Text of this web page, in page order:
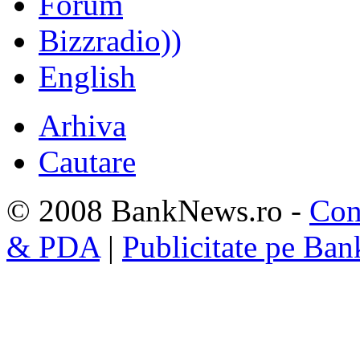
Bizzradio))
English
Arhiva
Cautare
© 2008 BankNews.ro -
& PDA| Publicitate pe